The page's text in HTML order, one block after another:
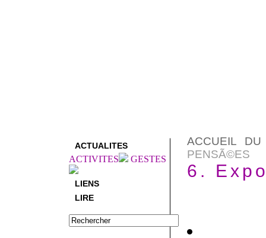
ACTUALITES
ACTIVITES GESTES
LIENS
LIRE
ACCUEIL
PENSÃ©ES
6.